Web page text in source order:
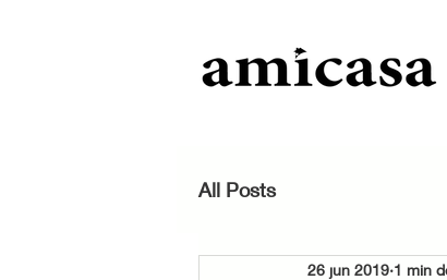
All Posts
26 jun 2019 1 min